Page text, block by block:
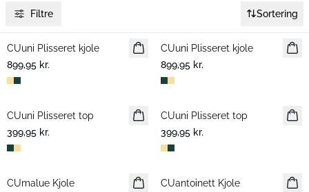
Filtre Sortering
Nyhed
CUuni Plisseret kjole
899,95 kr.
Nyhed
CUuni Plisseret kjole
899,95 kr.
Nyhed
CUuni Plisseret top
399,95 kr.
Nyhed
CUuni Plisseret top
399,95 kr.
CUmalue Kjole
CUantoinett Kjole